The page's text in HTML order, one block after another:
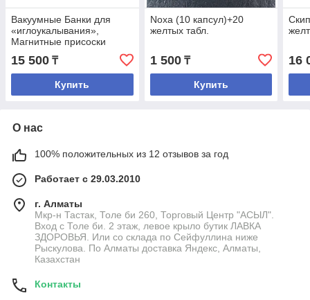
Вакуумные Банки для
«иглоукалывания»,
Магнитные присоски
аккупункционного
действия, 18 штук
15 500 ₸
Купить
Noxa (10 капсул)+20
желтых табл.
1 500₸
Купить
16
О нас
100% положительных из 12 отзывов за год
Работает с 29.03.2010
г. Алматы
Мкр-н Тастак, Толе би 260, Торговый Центр "АСЫЛ".
Вход с Толе би. 2 этаж, левое крыло бутик ЛАВКА
ЗДОРОВЬЯ. Или со склада по Сейфуллина ниже
Рыскулова. По Алматы доставка Яндекс, Алматы,
Казахстан
Контакты